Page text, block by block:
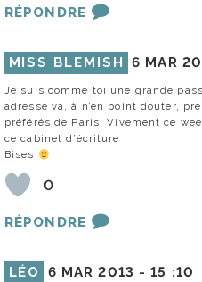
RÉPONDRE
MISS BLEMISH 6 MAR
Je suis comme toi une grande
adresse va, à n’en point douter,
préférés de Paris. Vivement ce
ce cabinet d’écriture !
Bises
0
RÉPONDRE
LÉO 6 MAR 2013 -15 :10